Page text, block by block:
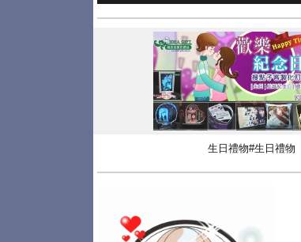
生日禮物#生日禮物